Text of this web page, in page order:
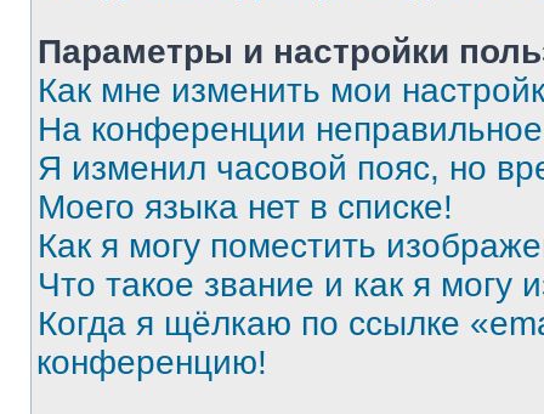
Параметры и настройки
Как мне изменить мои
На конференции
Я изменил часовой пояс, но
Моего языка нет в списке!
Как я могу поместить
Что такое звание и как я могу
Когда я щёлкаю по ссылке
конференцию!